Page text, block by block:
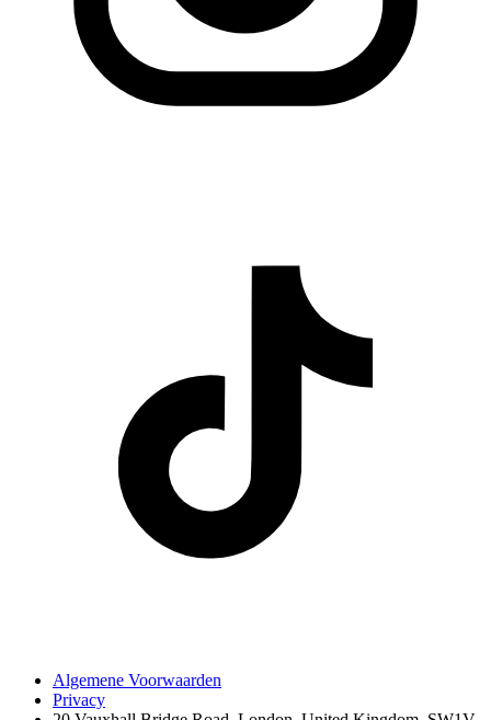
Algemene Voorwaarden
Privacy